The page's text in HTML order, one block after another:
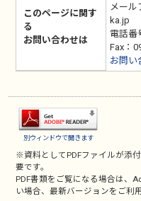
このページに関す
る
お問い合わせは
メー
ka.jp
電話番
Fax：
お問い
別ウィンドウで開きます
※資料としてPDFファイルが添
要です。
PDF書類をご覧になる場合は、
い場合、最新バージョンをご利